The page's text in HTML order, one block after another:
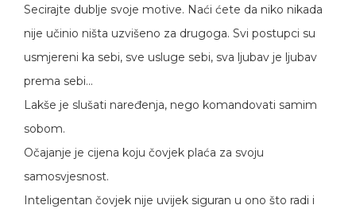
Secirajte dublje svoje motive. Naći ćete da niko nikada
nije učinio ništa uzvišeno za drugoga. Svi postupci su
usmjereni ka sebi, sve usluge sebi, sva ljubav je ljubav
prema sebi…
Lakše je slušati naređenja, nego komandovati samim
sobom.
Očajanje je cijena koju čovjek plaća za svoju
samosvjesnost.
Inteligentan čovjek nije uvijek siguran u ono što radi i